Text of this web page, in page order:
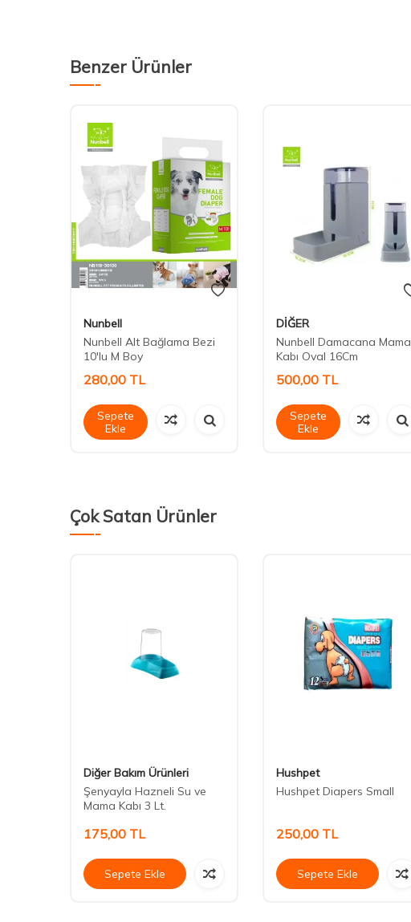
Benzer Ürünler
Nunbell
Nunbell Alt Bağlama Bezi
10'lu M Boy
280,00 TL
Sepete
Ekle
DİĞER
Nunbell Damacana Mama
Kabı Oval 16Cm
500,00 TL
Sepete
Ekle
Çok Satan Ürünler
Diğer Bakım Ürünleri
Şenyayla Hazneli Su ve
Mama Kabı 3 Lt.
175,00 TL
Sepete Ekle
Hushpet
Hushpet Diapers Small
250,00 TL
Sepete Ekle